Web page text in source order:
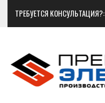
ТРЕБУЕТСЯ КОНСУЛЬТАЦИЯ?: